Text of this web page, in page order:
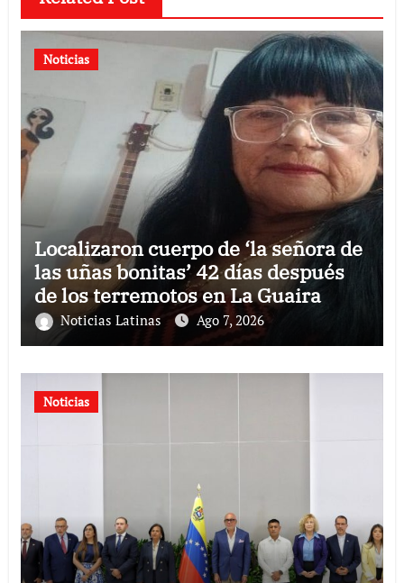
Noticias
Localizaron cuerpo de ‘la señora de
las uñas bonitas’ 42 días después
de los terremotos en La Guaira
Noticias Latinas Ago 7, 2026
Noticias